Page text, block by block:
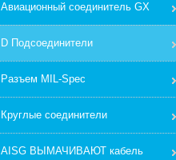
Авиационный соединитель GX
D Подсоединители
Разъем MIL-Spec
Круглые соединители
AISG ВЫМАЧИВАЮТ кабель